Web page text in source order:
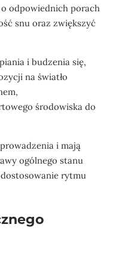
odpowiednich porach
snu oraz zwiększyć
i budzenia się,
na światło
środowiska do
i mają
ogólnego stanu
rytmu